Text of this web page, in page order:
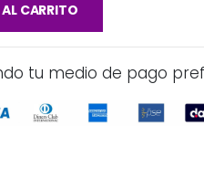
CARRITO
tu medio de pago